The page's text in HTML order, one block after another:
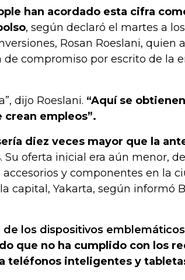
han acordado esta cifra
, según declaró el martes a los
Rosan Roeslani, quien
compromiso por escrito de la
dijo Roeslani. “Aquí se obtienen
crean empleos”.
diez veces mayor que la
. Su oferta inicial era aún menor, de
y componentes en la
capital, Yakarta, según informó
los dispositivos
que no ha cumplido con los
teléfonos inteligentes y